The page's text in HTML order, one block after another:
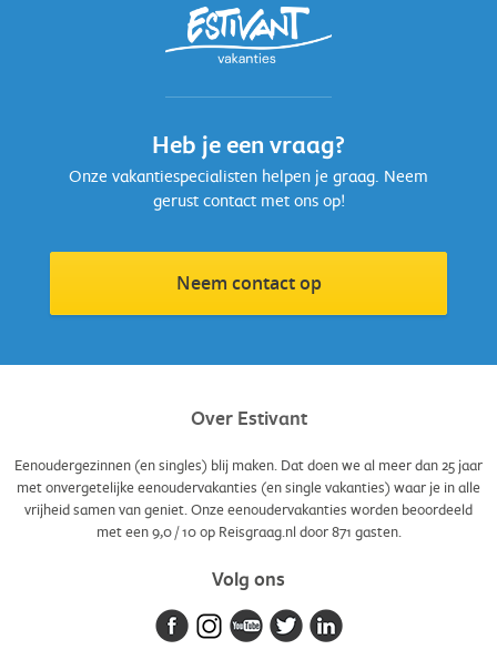
Heb je een vraag?
Onze vakantiespecialisten helpen je graag. Neem
gerust contact met ons op!
Neem contact op
Over Estivant
Eenoudergezinnen (en singles) blij maken. Dat doen we al meer dan 25 jaar
met onvergetelijke eenoudervakanties (en single vakanties) waar je in alle
vrijheid samen van geniet. Onze eenoudervakanties worden beoordeeld
met een9,0/10op Reisgraag.nl door871 gasten.
Volg ons